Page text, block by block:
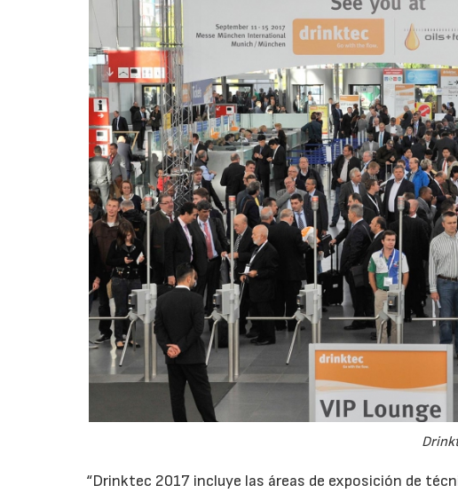
“Drinktec 2017 incluye las áreas de exposición de